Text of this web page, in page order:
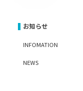
お知らせ
INFOMATION
NEWS